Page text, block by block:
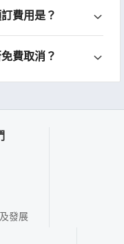
費用是？
費取消？
發展